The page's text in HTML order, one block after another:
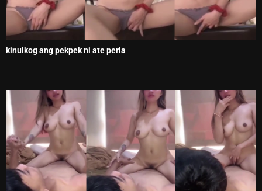
kinulkog ang pekpek ni ate perla